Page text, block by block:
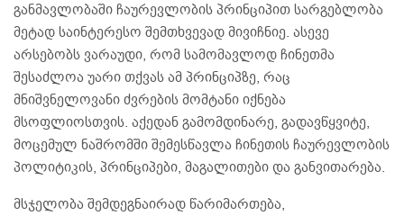
განმავლობაში ჩაურევლობის პრინციპით სარგებლობა
მეტად საინტერესო შემთხვევად მივიჩნიე. ასევე
არსებობს ვარაუდი, რომ სამომავლოდ ჩინეთმა
შესაძლოა უარი თქვას ამ პრინციპზე, რაც
მნიშვნელოვანი ძვრების მომტანი იქნება
მსოფლიოსთვის. აქედან გამომდინარე, გადავწყვიტე,
მოცემულ ნაშრომში შემესწავლა ჩინეთის ჩაურევლობის
პოლიტიკის, პრინციპები, მაგალითები და განვითარება.
მსჯელობა შემდეგნაირად წარიმართება,